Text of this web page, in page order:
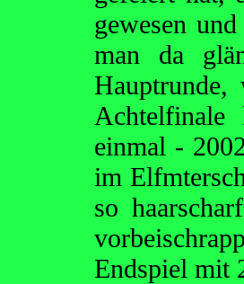
gewesen
man da
Hauptrunde,
einmal -
im
so
Endspiel mit